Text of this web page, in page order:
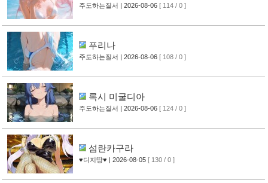
주도하는질서 | 2026-08-06 [ 114 / 0 ]
푸리나
주도하는질서 | 2026-08-06 [ 108 / 0 ]
록시 미굴디아
주도하는질서 | 2026-08-06 [ 124 / 0 ]
섬란카구라
♥디지땅♥ | 2026-08-05 [ 130 / 0 ]